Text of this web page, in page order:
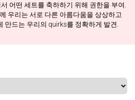
어떤 세트를 축하하기 위해 권한을 부여.
우리는 서로 다른 아름다움을 상상하고
만드는 우리의 quirks를 정확하게 발견.